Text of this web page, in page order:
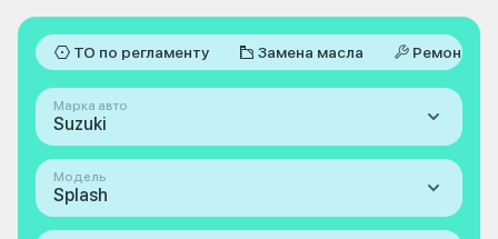
ТО по регламенту Замена масла Ремонт
Марка авто
Suzuki
Модель
Splash